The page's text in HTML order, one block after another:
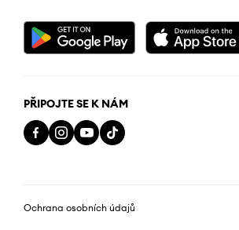
PŘIPOJTE SE K NÁM
Ochrana osobních údajů